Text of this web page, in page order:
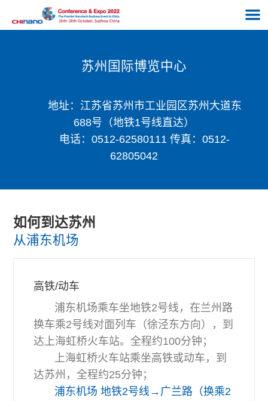
苏州国际博览中心
地址：江苏省苏州市工业园区苏州大道东
688号（地铁1号线直达）
电话：0512-62580111 传真：0512-
62805042
如何到达苏州
从浦东机场
高铁/动车
浦东机场乘车坐地铁2号线，在兰州路
换车乘2号线对面列车（徐泾东方向），到
达上海虹桥火车站。全程约100分钟；
上海虹桥火车站乘坐高铁或动车，到
达苏州，全程约25分钟；
浦东机场 地铁2号线→广兰路（换乘2